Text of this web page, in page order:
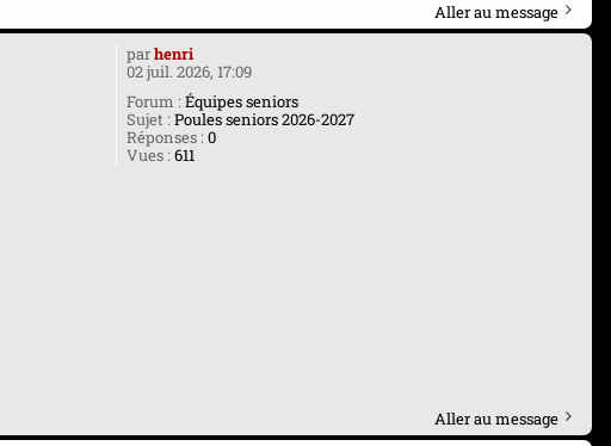
Aller au message
parhenri
02 juil. 2026, 17:09
Forum :Équipes seniors
Sujet :Poules seniors 2026-2027
Réponses :0
Vues :611
Aller au message